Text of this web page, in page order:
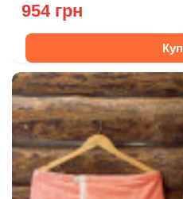
954 грн